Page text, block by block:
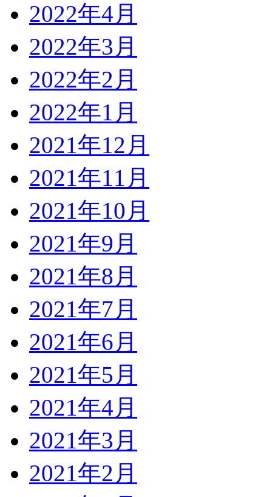
2022年4月
2022年3月
2022年2月
2022年1月
2021年12月
2021年11月
2021年10月
2021年9月
2021年8月
2021年7月
2021年6月
2021年5月
2021年4月
2021年3月
2021年2月